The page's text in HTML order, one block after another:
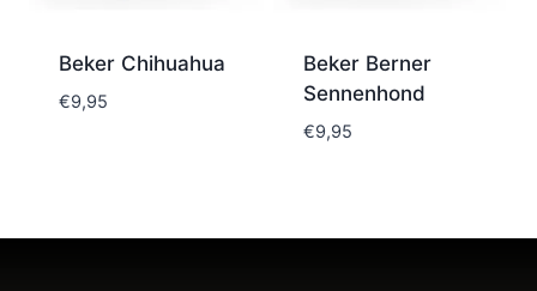
Beker Chihuahua
€9,95
Beker Berner
Sennenhond
€9,95